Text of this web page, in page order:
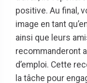
positive. Au final,
image en tant
ainsi que leurs
recommanderont
d’emploi. Cette
la tâche pour